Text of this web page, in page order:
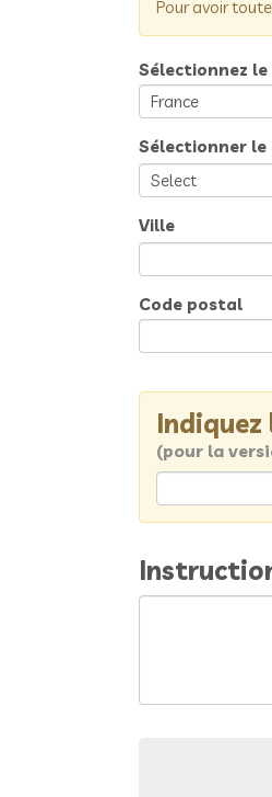
Pour avoir
Sélectionnez le
Sélectionner
Ville
Code postal
(pour la